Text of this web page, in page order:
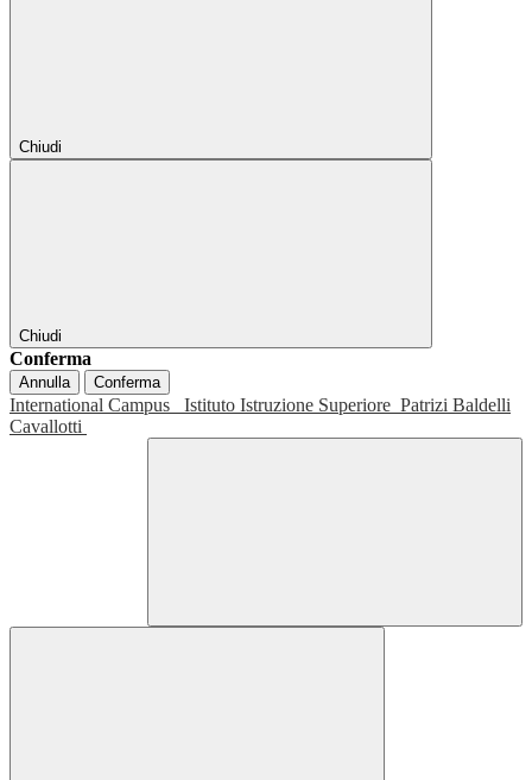
Chiudi
Chiudi
Conferma
Annulla Conferma
International Campus Istituto Istruzione Superiore Patrizi Baldelli
Cavallotti